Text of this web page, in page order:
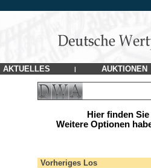
AKTUELLES | AUKTIONEN
Hier finden
Weitere Optionen
Vorheriges Los